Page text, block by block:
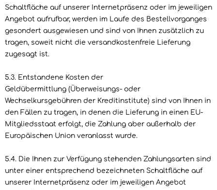
Schaltfläche auf unserer Internetpräsenz oder im jeweiligen
Angebot aufrufbar, werden im Laufe des Bestellvorganges
gesondert ausgewiesen und sind von Ihnen zusätzlich zu
tragen, soweit nicht die versandkostenfreie Lieferung
zugesagt ist.
5.3. Entstandene Kosten der
Geldübermittlung (Überweisungs- oder
Wechselkursgebühren der Kreditinstitute) sind von Ihnen in
den Fällen zu tragen, in denen die Lieferung in einen EU-
Mitgliedsstaat erfolgt, die Zahlung aber außerhalb der
Europäischen Union veranlasst wurde.
5.4. Die Ihnen zur Verfügung stehenden Zahlungsarten sind
unter einer entsprechend bezeichneten Schaltfläche auf
unserer Internetpräsenz oder im jeweiligen Angebot